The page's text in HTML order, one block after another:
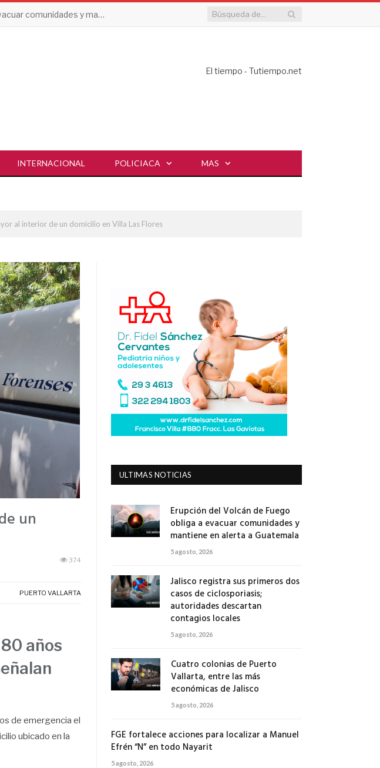
Erupción del Volcán de Fuego obliga a evacuar comunidades y mantiene en alerta a Guatemala
El tiempo - Tutiempo.net
INTERNACIONAL POLICIACA MAS
al interior de un domicilio en Villa Las Flores
un
374
PUERTO VALLARTA
años
de emergencia el
ubicado en la
ULTIMAS NOTICIAS
Erupción del Volcán de Fuego
obliga a evacuar comunidades y
mantiene en alerta a Guatemala
5 agosto, 2026
Jalisco registra sus primeros dos
casos de ciclosporiasis;
autoridades descartan
contagios locales
5 agosto, 2026
Cuatro colonias de Puerto
Vallarta, entre las más
económicas de Jalisco
5 agosto, 2026
FGE fortalece acciones para localizar a Manuel
Efrén “N” en todo Nayarit
5 agosto, 2026